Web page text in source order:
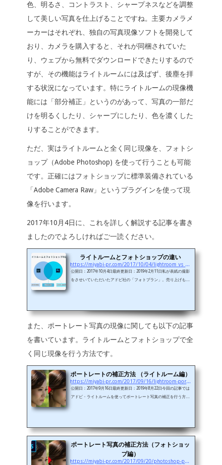
色、明るさ、コントラスト、シャープネスなどを調整
して美しい写真を仕上げることですね。主要カメラメ
ーカーはそれぞれ、独自の写真現像ソフトを開発して
おり、カメラを購入すると、それが同梱されていた
り、ウェブから無料でダウンロードできたりするので
すが、その機能はライトルームには及ばず、後塵を拝
する状況になっています。特にライトルームの現像機
能には「部分補正」というのがあって、写真の一部だ
けを明るくしたり、シャープにしたり、色を濃くした
りすることができます。
ただ、実はライトルームと全く同じ現像を、フォトシ
ョップ（Adobe Photoshop) を使って行うことも可能
です。正確にはフォトショップに標準装備されている
「Adobe Camera Raw」というプラグインを使って現
像を行います。
2017年10月4日に、これを詳しく解説する記事を書き
ましたのでよろしければご一読ください。
ライトルームとフォトショップの違い
https://miyabi-pr.com/2017/10/04/lightroom_vs_photoshop
公開日：2017年10月4日最終更新日：2019年2月11日私が表紙の撮影
をさせいていただいたアドビ社の「フォトプラン」。売り上げも大
ォトショップがそれぞれ2台のパソコンで使える（同時使用は不可）
のに加え、クラウドを介してスマートフォンやタブレット端末用の
「ライトルーム・モバイル」というものが使えるようになってい
て、大変お得だと...
また、ポートレート写真の現像に関しても以下の記事
を書いています。ライトルームとフォトショップで全
く同じ現像を行う方法です。
ポートレートの補正方法 （ライトルーム編）
https://miyabi-pr.com/2017/09/16/lightroom-portrait-edit
公開日：2017年9月16日最終更新日：2019年8月22日今回の記事では
アドビ・ライトルームを使ってポートレート写真の補正を行う方法
おりとなります。 補正ブラシを使って肌を滑らかにする。 補正ブラ
吹き出物や不要なぶつぶつなどを消去する。(adsbygoogle = windo
w.adsbygo...
ポートレート写真の補正方法（フォトショッ
プ編）
https://miyabi-pr.com/2017/09/20/photoshop-portrait-edit